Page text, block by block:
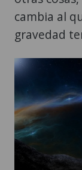
cambia al
gravedad